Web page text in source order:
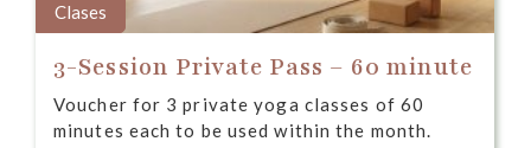
Clases
3-Session Private Pass – 60 minute
Voucher for 3 private yoga classes of 60
minutes each to be used within the month.